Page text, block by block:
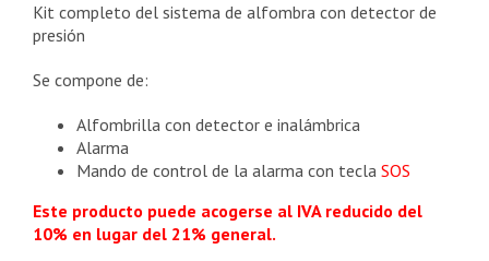
Kit completo del sistema de alfombra con detector de
presión
Se compone de:
Alfombrilla con detector e inalámbrica
Alarma
Mando de control de la alarma con tecla SOS
Este producto puede acogerse al IVA reducido del
10% en lugar del 21% general.